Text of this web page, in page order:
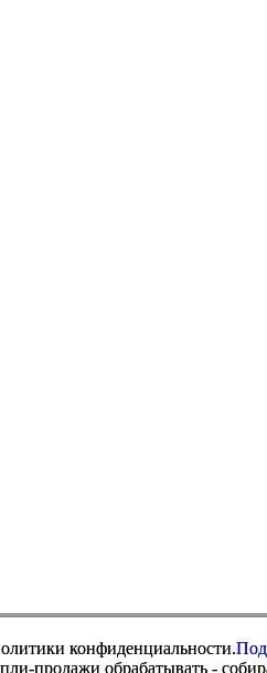
конфиденциальности.
обрабатывать -